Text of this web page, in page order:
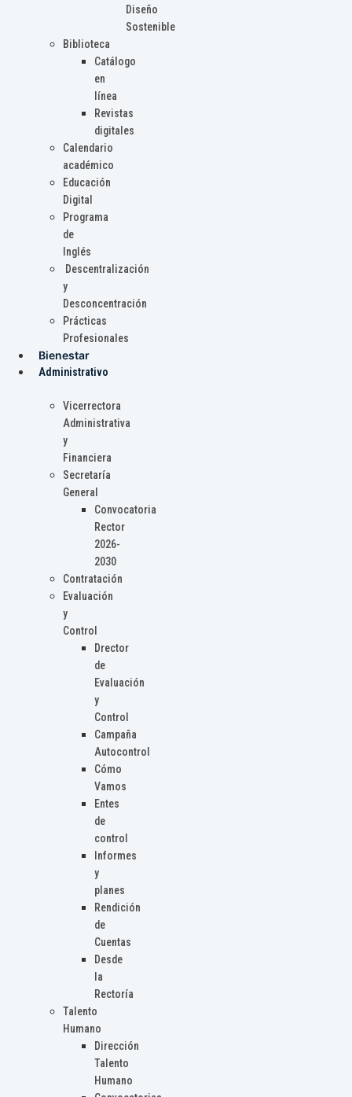
Diseño
Sostenible
Biblioteca
Catálogo
en
línea
Revistas
digitales
Calendario
académico
Educación
Digital
Programa
de
Inglés
Descentralización
y
Desconcentración
Prácticas
Profesionales
Bienestar
Administrativo
Vicerrectora
Administrativa
y
Financiera
Secretaría
General
Convocatoria
Rector
2026-
2030
Contratación
Evaluación
y
Control
Drector
de
Evaluación
y
Control
Campaña
Autocontrol
Cómo
Vamos
Entes
de
control
Informes
y
planes
Rendición
de
Cuentas
Desde
la
Rectoría
Talento
Humano
Dirección
Talento
Humano